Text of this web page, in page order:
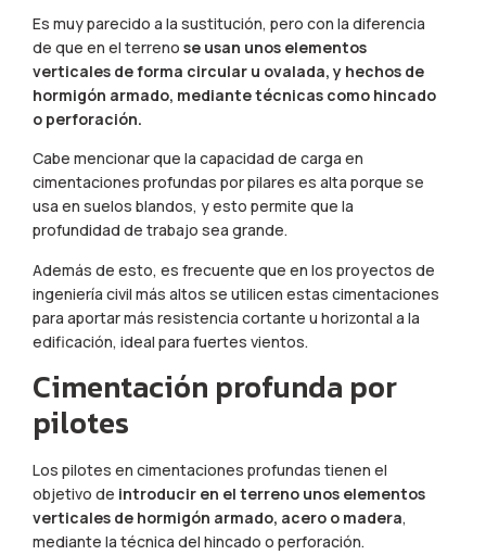
Es muy parecido a la sustitución, pero con la diferencia
de que en el terreno se usan unos elementos
verticales de forma circular u ovalada, y hechos de
hormigón armado, mediante técnicas como hincado
o perforación.
Cabe mencionar que la capacidad de carga en
cimentaciones profundas por pilares es alta porque se
usa en suelos blandos, y esto permite que la
profundidad de trabajo sea grande.
Además de esto, es frecuente que en los proyectos de
ingeniería civil más altos se utilicen estas cimentaciones
para aportar más resistencia cortante u horizontal a la
edificación, ideal para fuertes vientos.
Cimentación profunda por
pilotes
Los pilotes en cimentaciones profundas tienen el
objetivo de introducir en el terreno unos elementos
verticales de hormigón armado, acero o madera,
mediante la técnica del hincado o perforación.